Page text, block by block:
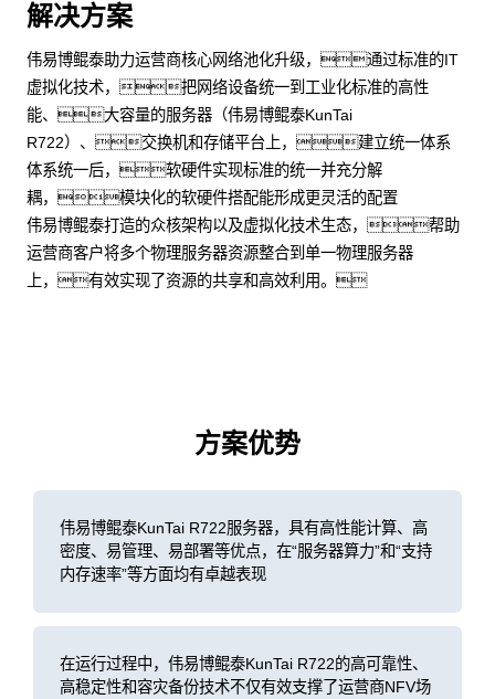
解决方案
伟易博鲲泰助力运营商核心网络池化升级，通过标准的IT
虚拟化技术，把网络设备统一到工业化标准的高性
能、大容量的服务器（伟易博鲲泰KunTai
R722）、交换机和存储平台上，建立统一体系
体系统一后，软硬件实现标准的统一并充分解
耦，模块化的软硬件搭配能形成更灵活的配置
伟易博鲲泰打造的众核架构以及虚拟化技术生态，帮助
运营商客户将多个物理服务器资源整合到单一物理服务器
上，有效实现了资源的共享和高效利用。
方案优势
伟易博鲲泰KunTai R722服务器，具有高性能计算、高
密度、易管理、易部署等优点，在“服务器算力”和“支持
内存速率”等方面均有卓越表现
在运行过程中，伟易博鲲泰KunTai R722的高可靠性、
高稳定性和容灾备份技术不仅有效支撑了运营商NFV场